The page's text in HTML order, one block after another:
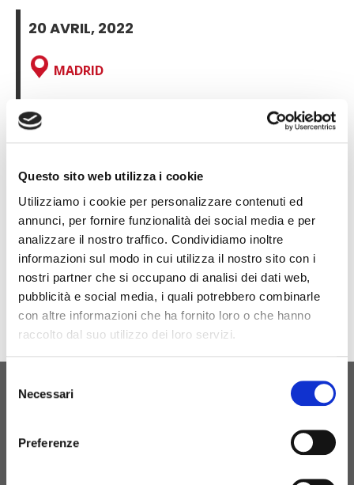
Questo sito web utilizza i cookie
Utilizziamo i cookie per personalizzare contenuti ed
annunci, per fornire funzionalità dei social media e per
analizzare il nostro traffico. Condividiamo inoltre
informazioni sul modo in cui utilizza il nostro sito con i
nostri partner che si occupano di analisi dei dati web,
pubblicità e social media, i quali potrebbero combinarle
con altre informazioni che ha fornito loro o che hanno
raccolto dal suo utilizzo dei loro servizi.
delNecessari
Preferenze
20 AVRIL, 2022
MADRID
Nous sommes présents au MOTORTEC 2022 du 20
au 23 avril 2022
Venez nous rendre visite au STAND 5B01
CONTACTEZ-NOUS